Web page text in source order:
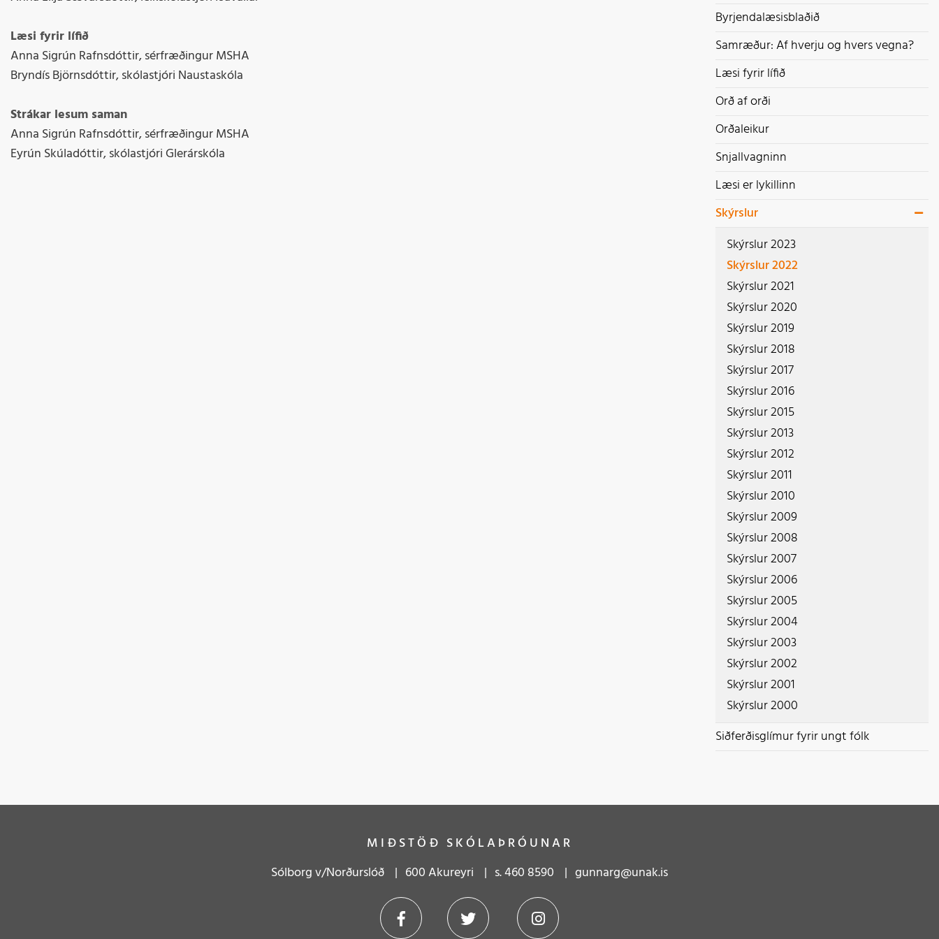
Læsi fyrir lífið
Anna Sigrún Rafnsdóttir, sérfræðingur MSHA
Bryndís Björnsdóttir, skólastjóri Naustaskóla
Strákar lesum saman
Anna Sigrún Rafnsdóttir, sérfræðingur MSHA
Eyrún Skúladóttir, skólastjóri Glerárskóla
Byrjendalæsisblaðið
Samræður: Af hverju og hvers vegna?
Læsi fyrir lífið
Orð af orði
Orðaleikur
Snjallvagninn
Læsi er lykillinn
Skýrslur
Skýrslur 2023
Skýrslur 2022
Skýrslur 2021
Skýrslur 2020
Skýrslur 2019
Skýrslur 2018
Skýrslur 2017
Skýrslur 2016
Skýrslur 2015
Skýrslur 2013
Skýrslur 2012
Skýrslur 2011
Skýrslur 2010
Skýrslur 2009
Skýrslur 2008
Skýrslur 2007
Skýrslur 2006
Skýrslur 2005
Skýrslur 2004
Skýrslur 2003
Skýrslur 2002
Skýrslur 2001
Skýrslur 2000
Siðferðisglímur fyrir ungt fólk
MIÐSTÖÐ SKÓLAÞRÓUNAR
Sólborg v/Norðurslóð
600 Akureyri s.460 8590 gunnarg@unak.is